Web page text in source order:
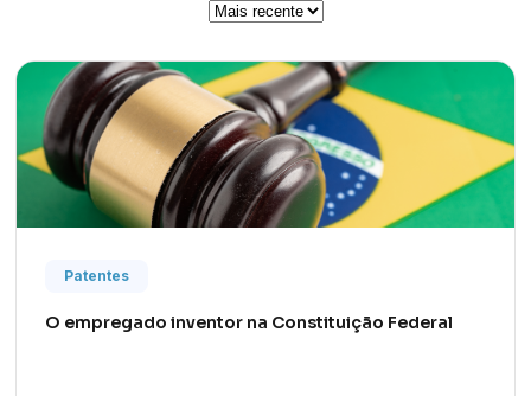
Patentes
O empregado inventor na Constituição Federal